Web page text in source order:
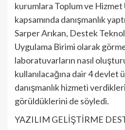
kurumlara Toplum ve Hizmet
kapsamında danışmanlık
Sarper Arıkan, Destek
Uygulama Birimi olarak
laboratuvarların nasıl
kullanılacağına dair 4 devlet
danışmanlık hizmeti
görüldüklerini de söyledi.
YAZILIM GELİŞTİRME